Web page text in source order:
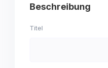
Beschreibung
Titel